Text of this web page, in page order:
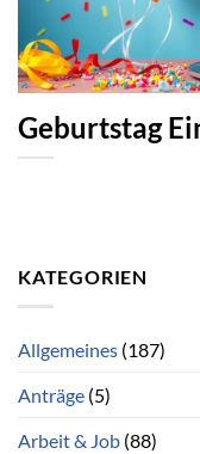
Geburtstag
KATEGORIEN
Allgemeines (187)
Anträge (5)
Arbeit & Job (88)